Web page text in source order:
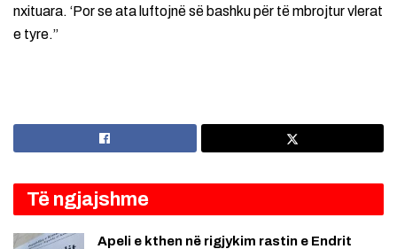
nxituara. ‘Por se ata luftojnë së bashku për të mbrojtur vlerat
e tyre.”
Të ngjajshme
Apeli e kthen në rigjykim rastin e Endrit